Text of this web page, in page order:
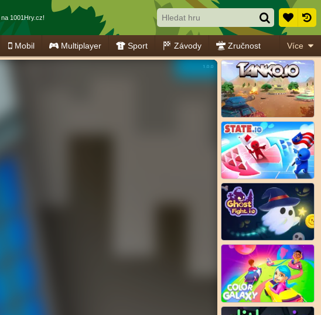
na 1001Hry.cz!
Mobil Multiplayer Sport Závody Zručnost Více